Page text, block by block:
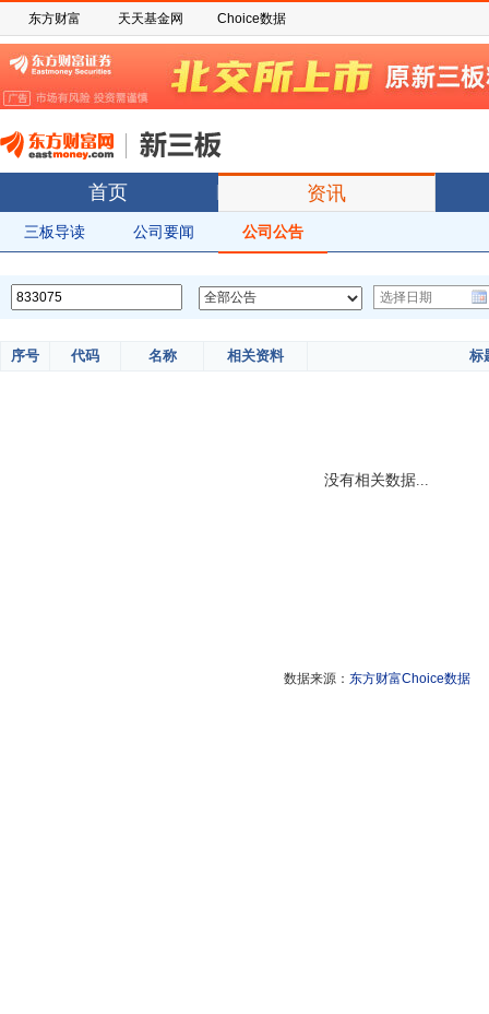
东方财富 天天基金网 Choice数据
首页 资讯
三板导读 公司要闻 公司公告
序号 代码 名称 相关资料 标
没有相关数据...
数据来源： 东方财富Choice数据